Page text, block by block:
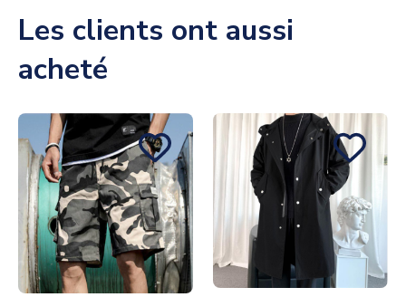
Les clients ont aussi
acheté